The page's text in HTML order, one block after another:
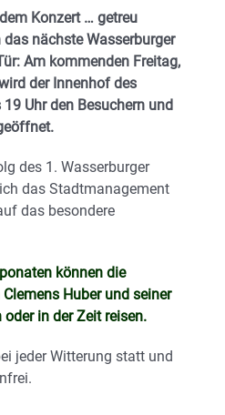
Konzert … getreu
nächste Wasserburger
Am kommenden Freitag,
der Innenhof des
Uhr den Besuchern und
des 1. Wasserburger
das Stadtmanagement
das besondere
können die
Huber und seiner
in der Zeit reisen.
jeder Witterung statt und